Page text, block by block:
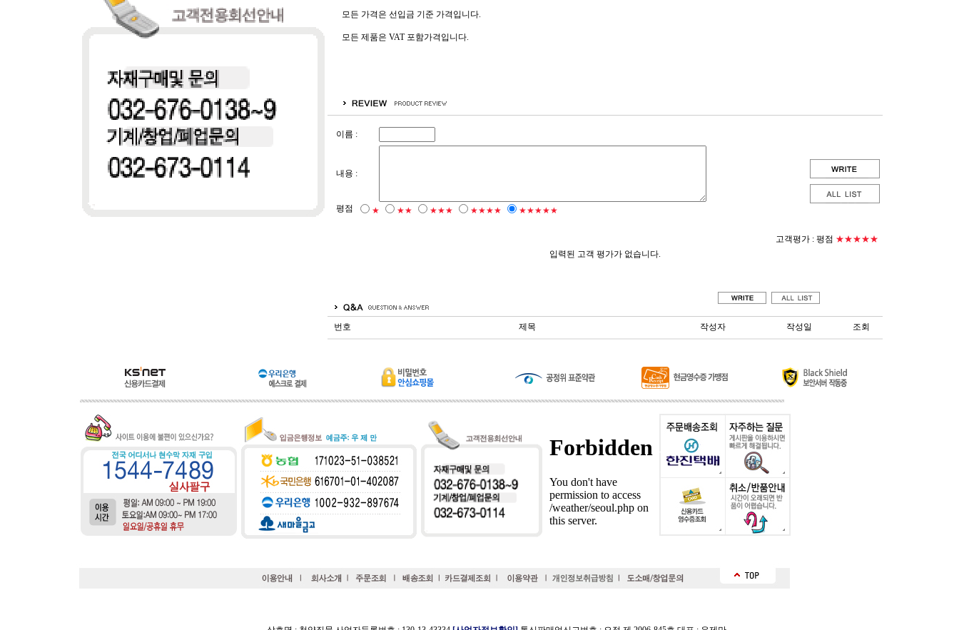
모든 가격은 선입금 기준 가격입니다.
모든 제품은 VAT 포함가격입니다.
이름 :
내용 :
평점 ★ ★★ ★★★ ★★★★ ★★★★★
고객평가 : 평점 ★★★★★
입력된 고객 평가가 없습니다.
번호 제목 작성자 작성일 조회